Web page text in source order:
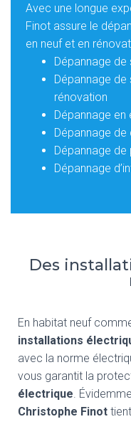
Avec une longue
Finot assure le
en neuf et en
Dépannage
Dépannage
rénovation
Dépannage en
Dépannage
Dépannage
Dépannage
Des
En habitat neuf
installations
avec la norme
vous garantit la
électrique .
Christophe Finot